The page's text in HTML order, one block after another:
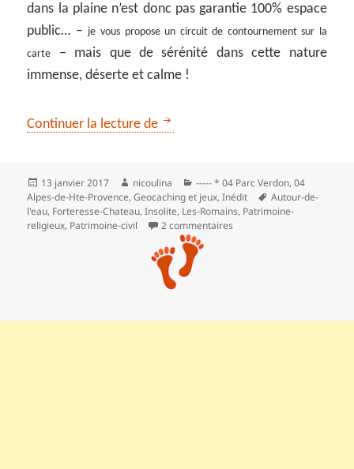
dans la plaine n’est donc pas garantie 100% espace
public… – je vous propose un circuit de contournement sur la
carte
– mais que de sérénité dans cette nature
immense, déserte et calme !
Continuer la lecture de ** Riez la romaine
Publié
le
13 janvier 2017 Auteur
nicoulina Catégories
----- * 04 Parc Verdon,04
Alpes-de-Hte-Provence,Geocaching et jeux,Inédit Mots-
clés
Autour-de-
l'eau, Forteresse-Chateau,Insolite, Les‑Romains, Patrimoine-
religieux, Patrimoine‑civil 2 commentaires